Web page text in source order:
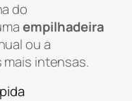
do
empilhadeira
ou a
intensas.